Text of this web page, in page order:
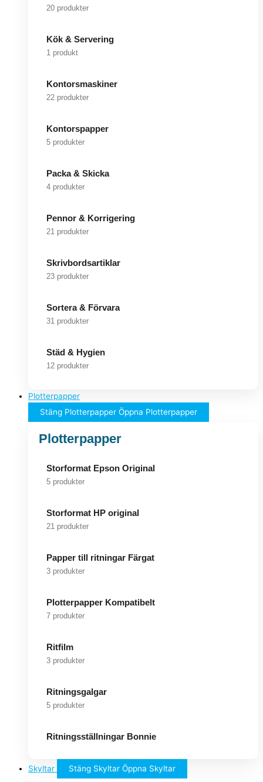
20 produkter
Kök & Servering
1 produkt
Kontorsmaskiner
22 produkter
Kontorspapper
5 produkter
Packa & Skicka
4 produkter
Pennor & Korrigering
21 produkter
Skrivbordsartiklar
23 produkter
Sortera & Förvara
31 produkter
Städ & Hygien
12 produkter
Plotterpapper
Stäng Plotterpapper Öppna Plotterpapper
Plotterpapper
Storformat Epson Original
5 produkter
Storformat HP original
21 produkter
Papper till ritningar Färgat
3 produkter
Plotterpapper Kompatibelt
7 produkter
Ritfilm
3 produkter
Ritningsgalgar
5 produkter
Ritningsställningar Bonnie
Skyltar Stäng Skyltar Öppna Skyltar